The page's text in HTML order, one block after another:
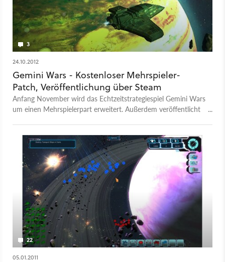
3
24.10.2012
Gemini Wars - Kostenloser Mehrspieler-
Patch, Veröffentlichung über Steam
Anfang November wird das Echtzeitstrategiespiel Gemini Wars
um einen Mehrspielerpart erweitert. Außerdem veröffentlicht
22
05.01.2011